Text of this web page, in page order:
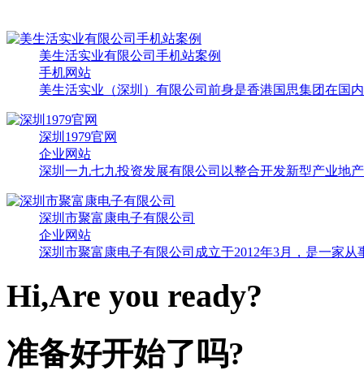
美生活实业有限公司手机站案例
手机网站
美生活实业（深圳）有限公司前身是香港国思集团在国
深圳1979官网
企业网站
深圳一九七九投资发展有限公司以整合开发新型产业地
深圳市聚富康电子有限公司
企业网站
深圳市聚富康电子有限公司成立于2012年3月，是一家
Hi,Are you ready?
准备好开始了吗?